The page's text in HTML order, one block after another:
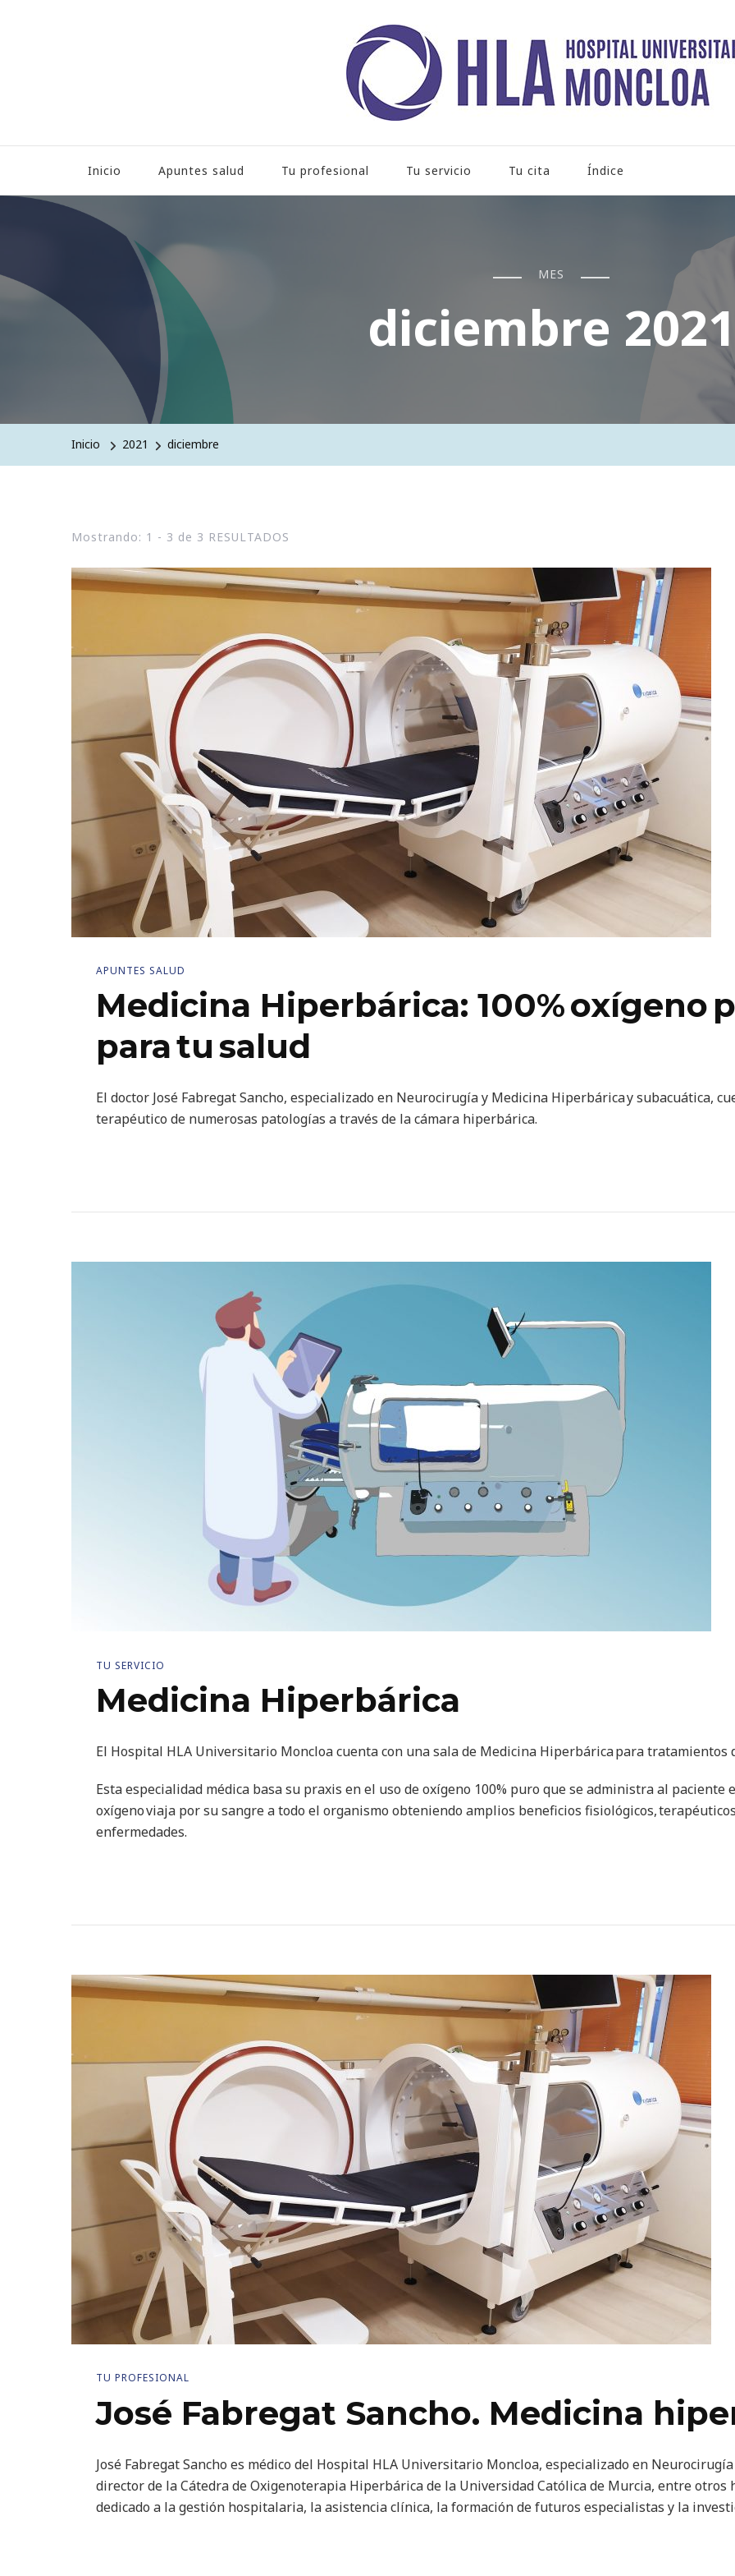
Inicio Apuntes salud Tu profesional Tu servicio Tu cita Índice
MES
diciembre 2021
Inicio 2021 diciembre
Mostrando: 1 - 3 de 3 RESULTADOS
APUNTES SALUD
Medicina Hiperbárica: 100% oxígeno
para tu salud
El doctor José Fabregat Sancho, especializado en Neurocirugía y Medicina Hiperbárica y subacuática,
terapéutico de numerosas patologías a través de la cámara hiperbárica.
TU SERVICIO
Medicina Hiperbárica
El Hospital HLA Universitario Moncloa cuenta con una sala de Medicina Hiperbárica para
Esta especialidad médica basa su praxis en el uso de oxígeno 100% puro que se administra al paciente
oxígeno viaja por su sangre a todo el organismo obteniendo amplios beneficios fisiológicos,
enfermedades.
TU PROFESIONAL
José Fabregat Sancho. Medicina
José Fabregat Sancho es médico del Hospital HLA Universitario Moncloa, especializado en
director de la Cátedra de Oxigenoterapia Hiperbárica de la Universidad Católica de Murcia, entre
dedicado a la gestión hospitalaria, la asistencia clínica, la formación de futuros especialistas y la